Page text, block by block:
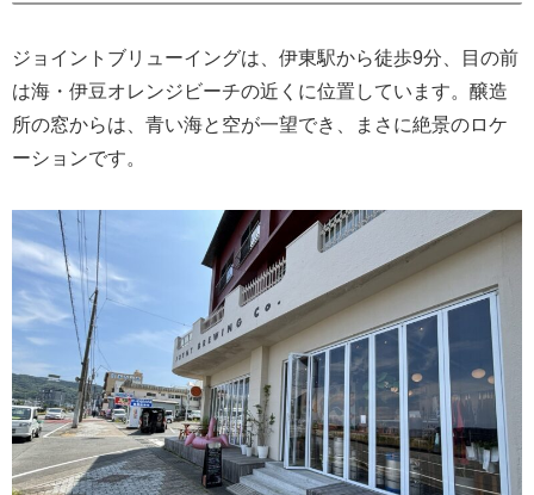
ジョイントブリューイングは、伊東駅から徒歩9分、目の前
は海・伊豆オレンジビーチの近くに位置しています。醸造
所の窓からは、青い海と空が一望でき、まさに絶景のロケ
ーションです。